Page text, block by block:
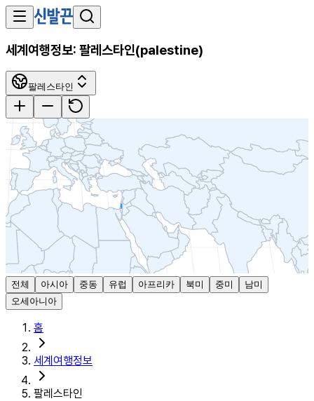
세계여행정보: 팔레스타인(palestine)
팔레스타인
전체 아시아 중동 유럽 아프리카 북미 중미
남미
오세아니아
홈
세계여행정보
팔레스타인